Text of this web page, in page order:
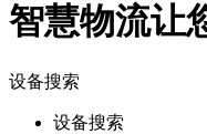
智慧物流让
设备搜索
设备搜索